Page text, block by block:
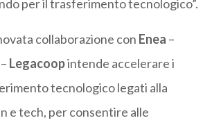
per il trasferimento tecnologico”.
collaborazione con Enea –
Legacoopintende accelerare i
tecnologico legati alla
e tech, per consentire alle